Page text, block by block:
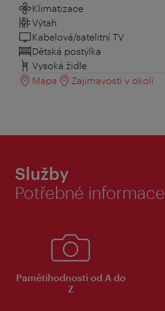
Klimatizace
Výtah
Kabelová/satelitní TV
Dětská postýlka
Vysoká židle
Mapa
Zajímavosti v okolí
Služby
Potřebné informace
Pamětihodnosti od A do
Z